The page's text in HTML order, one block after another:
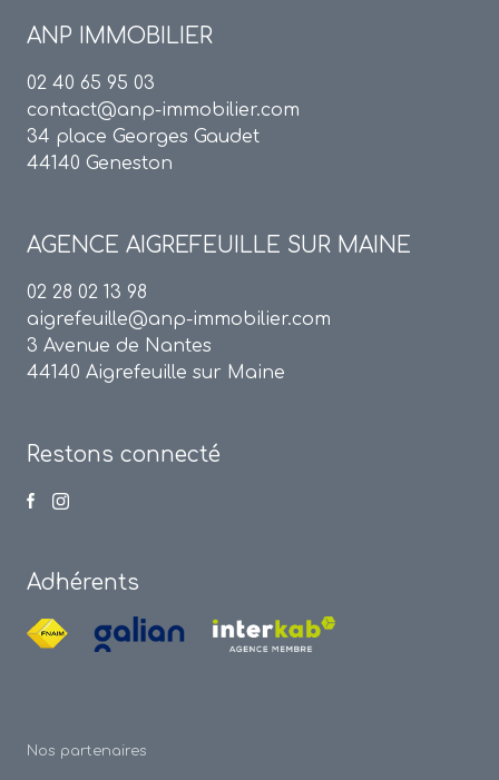
ANP IMMOBILIER
02 40 65 95 03
contact@anp-immobilier.com
34 place Georges Gaudet
44140 Geneston
AGENCE AIGREFEUILLE SUR MAINE
02 28 02 13 98
aigrefeuille@anp-immobilier.com
3 Avenue de Nantes
44140 Aigrefeuille sur Maine
Restons connecté
Adhérents
Nos partenaires